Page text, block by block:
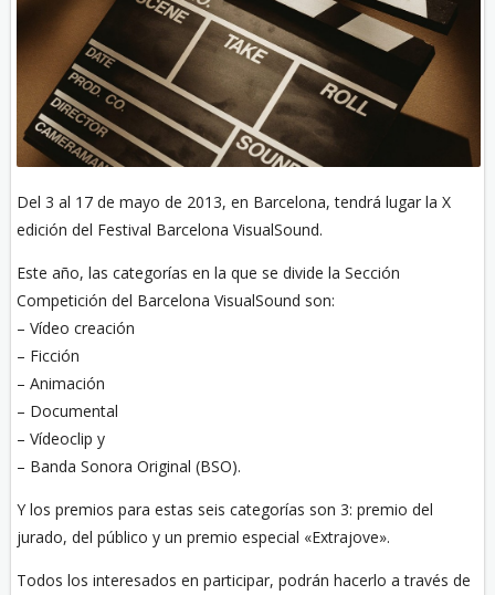
Del 3 al 17 de mayo de 2013, en Barcelona, tendrá lugar la X
edición del Festival Barcelona VisualSound.
Este año, las categorías en la que se divide la Sección
Competición del Barcelona VisualSound son:
– Vídeo creación
– Ficción
– Animación
– Documental
– Vídeoclip y
– Banda Sonora Original (BSO).
Y los premios para estas seis categorías son 3: premio del
jurado, del público y un premio especial «Extrajove».
Todos los interesados en participar, podrán hacerlo a través de